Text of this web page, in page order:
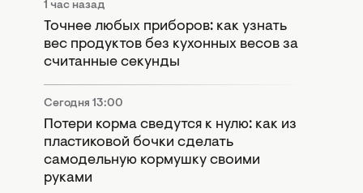
1 час назад
Точнее любых приборов: как узнать
вес продуктов без кухонных весов за
считанные секунды
Сегодня 13:00
Потери корма сведутся к нулю: как из
пластиковой бочки сделать
самодельную кормушку своими
руками